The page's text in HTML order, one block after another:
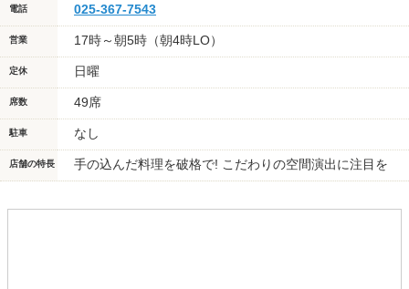
電話 025-367-7543
営業 17時～朝5時（朝4時LO）
定休 日曜
席数 49席
駐車 なし
店舗の特長 手の込んだ料理を破格で! こだわりの空間演出に注目を